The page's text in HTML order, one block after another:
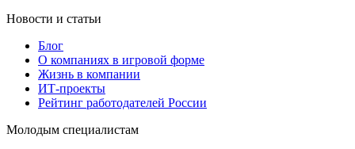
Новости и статьи
Блог
О компаниях в игровой форме
Жизнь в компании
ИТ-проекты
Рейтинг работодателей России
Молодым специалистам